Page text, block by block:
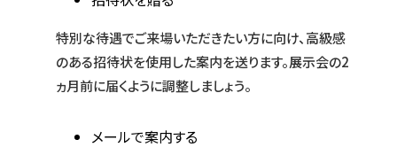
特別な待遇でご来場いただきたい方に向け、高級感
のある招待状を使用した案内を送ります。展示会の2
ヵ月前に届くように調整しましょう。
メールで案内する